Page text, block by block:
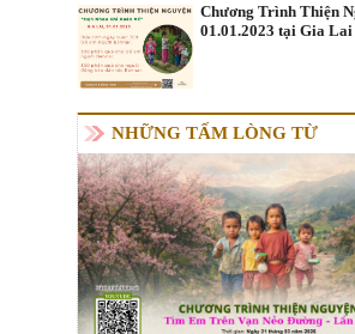
Chương Trình Thiện
01.01.2023 tại Gia Lai
NHỮNG TẤM LÒNG TỪ